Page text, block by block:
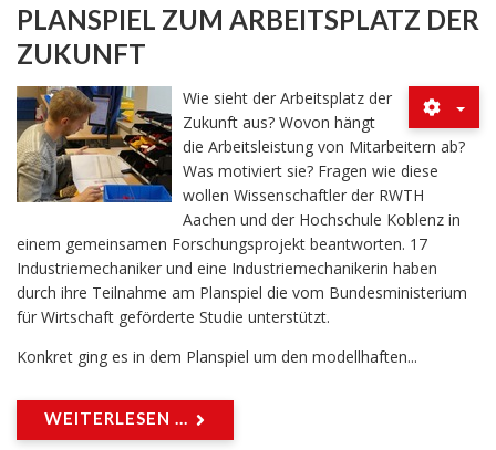
PLANSPIEL ZUM ARBEITSPLATZ DER
ZUKUNFT
Wie sieht der Arbeitsplatz der
Zukunft aus? Wovon hängt
die Arbeitsleistung von Mitarbeitern ab?
Was motiviert sie? Fragen wie diese
wollen Wissenschaftler der RWTH
Aachen und der Hochschule Koblenz in
einem gemeinsamen Forschungsprojekt beantworten. 17
Industriemechaniker und eine Industriemechanikerin haben
durch ihre Teilnahme am Planspiel die vom Bundesministerium
für Wirtschaft geförderte Studie unterstützt.
Konkret ging es in dem Planspiel um den modellhaften...
WEITERLESEN ...